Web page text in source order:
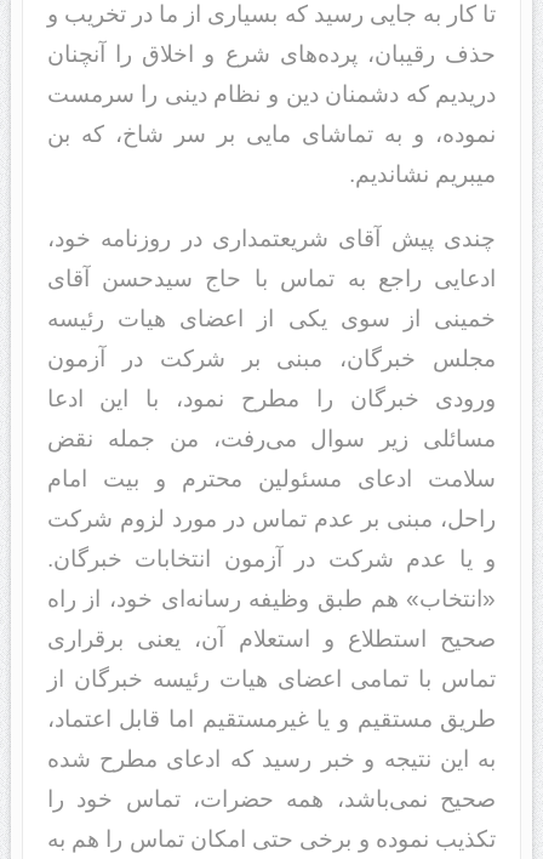
تا کار به جایی رسید که بسیاری از ما در تخریب و
حذف رقیبان، پرده‌های شرع و اخلاق را آنچنان
دریدیم که دشمنان دین و نظام دینی را سرمست
نموده، و به تماشای مایی بر سر شاخ، که بن
میبریم نشاندیم.
چندی پیش آقای شریعتمداری در روزنامه خود،
ادعایی راجع به تماس با حاج سیدحسن آقای
خمینی از سوی یکی از اعضای هیات رئیسه
مجلس خبرگان، مبنی بر شرکت در آزمون
ورودی خبرگان را مطرح نمود، با این ادعا
مسائلی زیر سوال می‌رفت، من جمله نقض
سلامت ادعای مسئولین محترم و بیت امام
راحل، مبنی بر عدم تماس در مورد لزوم شرکت
و یا عدم شرکت در آزمون انتخابات خبرگان.
«انتخاب» هم طبق وظیفه رسانه‌ای خود، از راه
صحیح استطلاع و استعلام آن، یعنی برقراری
تماس با تمامی اعضای هیات رئیسه خبرگان از
طریق مستقیم و یا غیرمستقیم اما قابل اعتماد،
به این نتیجه و خبر رسید که ادعای مطرح شده
صحیح نمی‌باشد، همه حضرات، تماس خود را
تکذیب نموده و برخی حتی امکان تماس را هم به